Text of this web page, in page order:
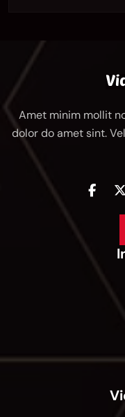
Amet minim mollit
dolor do amet sint.